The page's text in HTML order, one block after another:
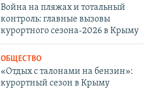
Война на пляжах и тотальный
контроль: главные вызовы
курортного сезона-2026 в Крыму
ОБЩЕСТВО
«Отдых с талонами на бензин»:
курортный сезон в Крыму